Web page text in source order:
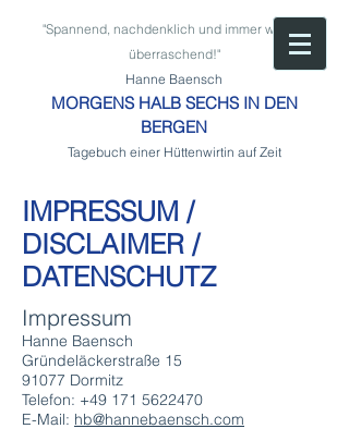
"Spannend, nachdenklich und immer wieder
überraschend!"
Hanne Baensch
MORGENS HALB SECHS IN DEN
BERGEN
Tagebuch einer Hüttenwirtin auf Zeit
IMPRESSUM /
DISCLAIMER /
DATENSCHUTZ
Impressum
Hanne Baensch
Gründeläckerstraße 15
91077 Dormitz
Telefon: +49 171 5622470
E-Mail: hb@hannebaensch.com